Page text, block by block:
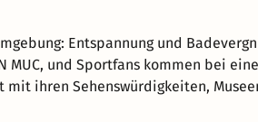
Entspannung und
MUC, und Sportfans kommen bei
ihren Sehenswürdigkeiten,